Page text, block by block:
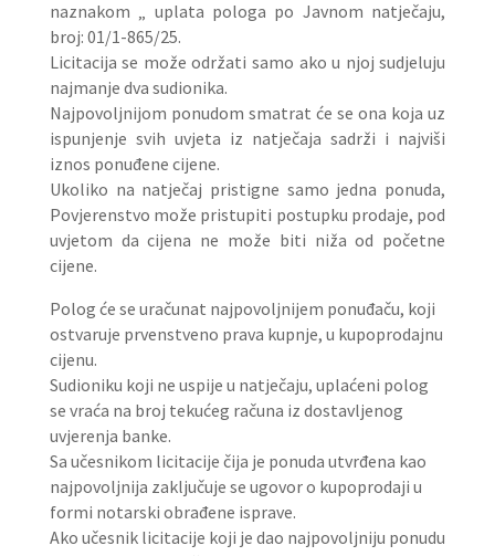
naznakom „ uplata pologa po Javnom natječaju,
broj: 01/1-865/25.
Licitacija se može održati samo ako u njoj sudjeluju
najmanje dva sudionika.
Najpovoljnijom ponudom smatrat će se ona koja uz
ispunjenje svih uvjeta iz natječaja sadrži i najviši
iznos ponuđene cijene.
Ukoliko na natječaj pristigne samo jedna ponuda,
Povjerenstvo može pristupiti postupku prodaje, pod
uvjetom da cijena ne može biti niža od početne
cijene.
Polog će se uračunat najpovoljnijem ponuđaču, koji
ostvaruje prvenstveno prava kupnje, u kupoprodajnu
cijenu.
Sudioniku koji ne uspije u natječaju, uplaćeni polog
se vraća na broj tekućeg računa iz dostavljenog
uvjerenja banke.
Sa učesnikom licitacije čija je ponuda utvrđena kao
najpovoljnija zaključuje se ugovor o kupoprodaji u
formi notarski obrađene isprave.
Ako učesnik licitacije koji je dao najpovoljniju ponudu